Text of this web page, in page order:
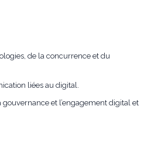
de la concurrence et du
liées au digital.
et l’engagement digital et